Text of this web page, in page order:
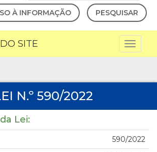
À INFORMAÇÃO PESQUISAR
SITE
N.º 590/2022
Lei:
590/2022